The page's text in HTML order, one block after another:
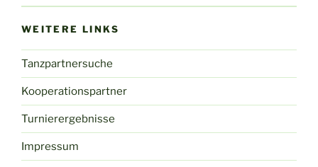
WEITERE LINKS
Tanzpartnersuche
Kooperationspartner
Turnierergebnisse
Impressum